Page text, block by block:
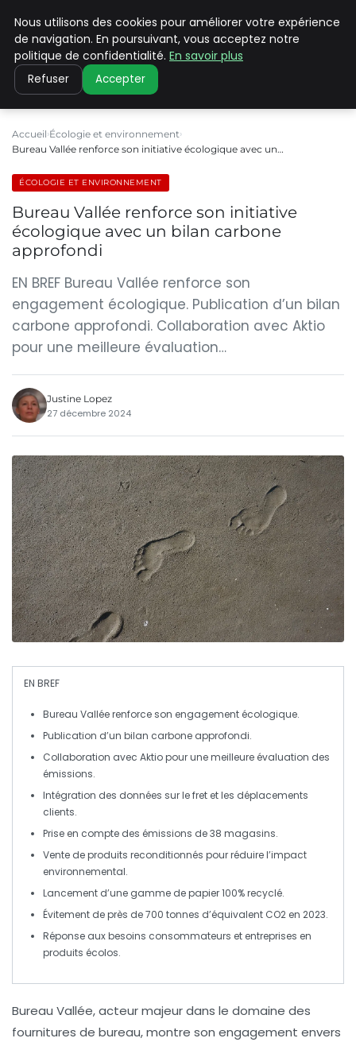
CLIMATE C ADVANCED
Accueil Écologie et environnement
Bureau Vallée renforce son initiative écologique avec un…
ÉCOLOGIE ET ENVIRONNEMENT
Bureau Vallée renforce son initiative
écologique avec un bilan carbone
approfondi
EN BREF Bureau Vallée renforce son
engagement écologique. Publication d’un bilan
carbone approfondi. Collaboration avec Aktio
pour une meilleure évaluation…
Justine Lopez
27 décembre 2024
EN BREF
Bureau Valléerenforce son engagement écologique.
Publication d’un bilan carbone approfondi.
Collaboration avec Aktiopour une meilleure évaluation des
émissions.
Intégration des données sur lefret et les déplacements
clients.
Prise en compte des émissions de38 magasins.
Vente deproduits reconditionnés pour réduire l’impact
environnemental.
Lancement d’une gamme depapier 100% recyclé.
Évitement de près de700 tonnes d’équivalent CO2 en 2023.
Réponse aux besoins consommateurs et entreprises en
produits écolos.
Bureau Vallée, acteur majeur dans le domaine des
fournitures de bureau, montre son engagement envers
Nous utilisons des cookies pour améliorer votre expérience
de navigation. En poursuivant, vous acceptez notre
politique de confidentialité. En savoir plus
Refuser Accepter